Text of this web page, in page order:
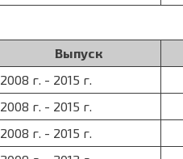
Выпуск
2008 г. - 2015 г.
2008 г. - 2015 г.
2008 г. - 2015 г.